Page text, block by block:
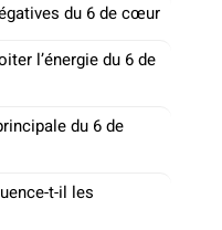
du 6 de cœur
l’énergie du 6 de
du 6 de
t-il les